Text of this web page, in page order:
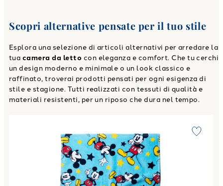
Scopri alternative pensate per il tuo stile
Esplora una selezione di articoli alternativi per arredare la
tua camera da letto con eleganza e comfort. Che tu cerchi
un design moderno e minimale o un look classico e
raffinato, troverai prodotti pensati per ogni esigenza di
stile e stagione. Tutti realizzati con tessuti di qualità e
materiali resistenti, per un riposo che dura nel tempo.